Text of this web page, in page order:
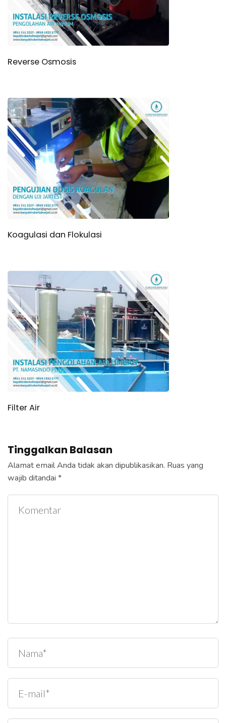
Reverse Osmosis
Koagulasi dan Flokulasi
Filter Air
Tinggalkan Balasan
Alamat email Anda tidak akan dipublikasikan. Ruas yang
wajib ditandai *